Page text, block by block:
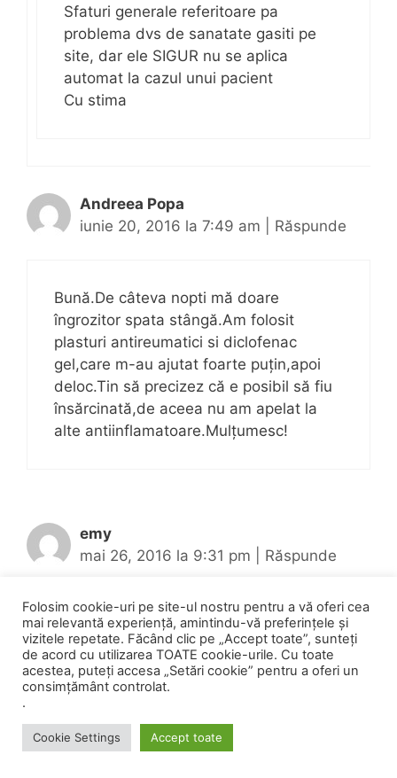
Sfaturi generale referitoare pa
problema dvs de sanatate gasiti pe
site, dar ele SIGUR nu se aplica
automat la cazul unui pacient
Cu stima
Andreea Popa
iunie 20, 2016 la 7:49 am
Răspunde
Bună.De câteva nopti mă doare
îngrozitor spata stângă.Am folosit
plasturi antireumatici si diclofenac
gel,care m-au ajutat foarte puțin,apoi
deloc.Tin să precizez că e posibil să fiu
însărcinată,de aceea nu am apelat la
alte antiinflamatoare.Mulțumesc!
emy
mai 26, 2016 la 9:31 pm
Răspunde
Am 9 luni de cand m am operat de
hernie de disc.mi a fost scos un disc si
tot mai am dureri.acum o luna am facut
cateva sedinte de fizioterapie in urma
urinat si jetul s a slabit.am facut analize
Folosim cookie-uri pe site-ul nostru pentru a vă oferi cea
mai relevantă experiență, amintindu-vă preferințele și
vizitele repetate. Făcând clic pe „Accept toate”, sunteți
de acord cu utilizarea TOATE cookie-urile. Cu toate
acestea, puteți accesa „Setări cookie” pentru a oferi un
consimțământ controlat.
.
Cookie Settings Accept toate